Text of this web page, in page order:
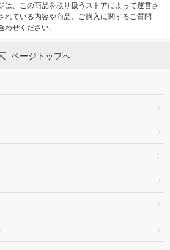
は、この商品を取り扱うストアによって運営さ
れている内容や商品、ご購入に関するご質問
せください。
ページトップへ